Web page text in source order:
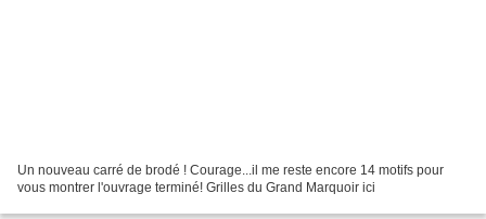
Un nouveau carré de brodé ! Courage...il me reste encore 14 motifs pour
vous montrer l'ouvrage terminé! Grilles du Grand Marquoir ici